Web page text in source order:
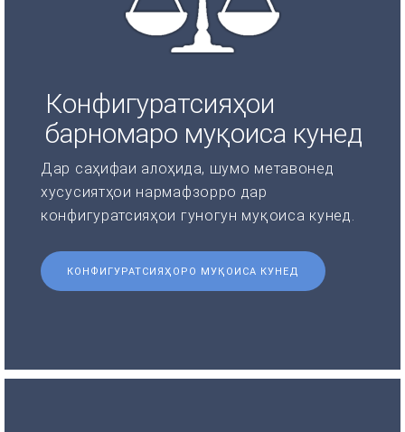
Конфигуратсияҳои
барномаро муқоиса кунед
Дар саҳифаи алоҳида, шумо метавонед
хусусиятҳои нармафзорро дар
конфигуратсияҳои гуногун муқоиса кунед.
КОНФИГУРАТСИЯҲОРО МУҚОИСА КУНЕД